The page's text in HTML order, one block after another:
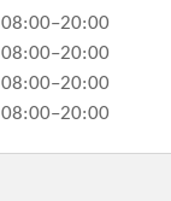
08:00–20:00
08:00–20:00
08:00–20:00
08:00–20:00